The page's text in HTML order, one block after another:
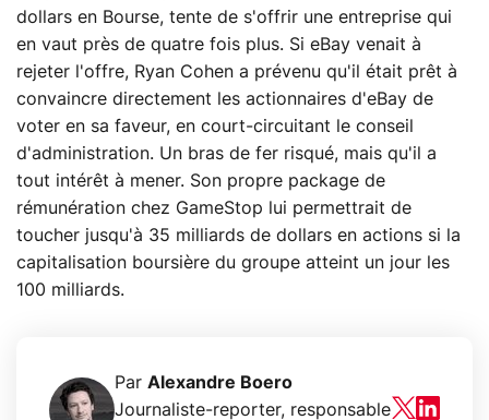
dollars en Bourse, tente de s'offrir une entreprise qui
en vaut près de quatre fois plus. Si eBay venait à
rejeter l'offre, Ryan Cohen a prévenu qu'il était prêt à
convaincre directement les actionnaires d'eBay de
voter en sa faveur, en court-circuitant le conseil
d'administration. Un bras de fer risqué, mais qu'il a
tout intérêt à mener. Son propre package de
rémunération chez GameStop lui permettrait de
toucher jusqu'à 35 milliards de dollars en actions si la
capitalisation boursière du groupe atteint un jour les
100 milliards.
Par Alexandre Boero
Journaliste-reporter, responsable